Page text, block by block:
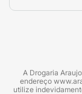
Código
A Drogaria
endereço
utilize